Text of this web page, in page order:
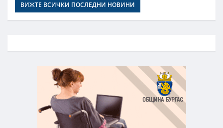
ВИЖТЕ ВСИЧКИ ПОСЛЕДНИ НОВИНИ